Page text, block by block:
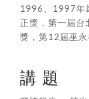
1996、1997年
正獎，第一屆
獎，第12屆巫
講 題